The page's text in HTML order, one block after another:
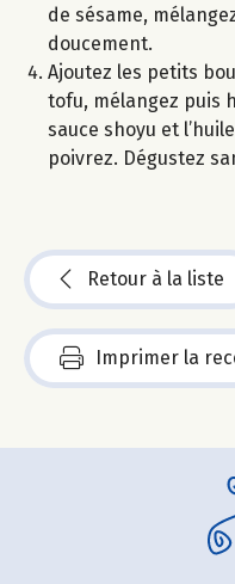
de sésame,
doucement.
Ajoutez les petits
tofu, mélangez puis
sauce shoyu et
poivrez. Dégustez
Retour à la liste
Imprimer la